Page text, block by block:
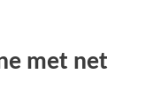
met net